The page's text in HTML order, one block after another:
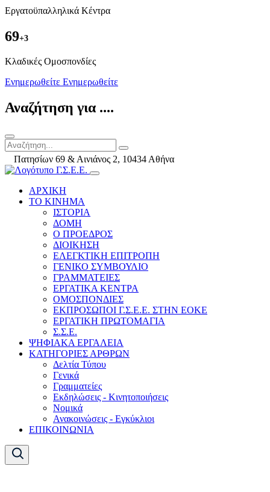
Εργατοϋπαλληλικά Κέντρα
69+3
Kλαδικές Ομοσπονδίες
Ενημερωθείτε Ενημερωθείτε
Αναζήτηση για ....
Πατησίων 69 & Αινιάνος 2, 10434 Αθήνα
ΑΡΧΙΚΗ
ΤΟ ΚΙΝΗΜΑ
ΙΣΤΟΡΙΑ
ΔΟΜΗ
Ο ΠΡΟΕΔΡΟΣ
ΔΙΟΙΚΗΣΗ
ΕΛΕΓΚΤΙΚΗ ΕΠΙΤΡΟΠΗ
ΓΕΝΙΚΟ ΣΥΜΒΟΥΛΙΟ
ΓΡΑΜΜΑΤΕΙΕΣ
ΕΡΓΑΤΙΚΑ ΚΕΝΤΡΑ
ΟΜΟΣΠΟΝΔΙΕΣ
ΕΚΠΡΟΣΩΠΟΙ Γ.Σ.Ε.Ε. ΣΤΗΝ ΕΟΚΕ
ΕΡΓΑΤΙΚΗ ΠΡΩΤΟΜΑΓΙΑ
Σ.Σ.Ε.
ΨΗΦΙΑΚΑ ΕΡΓΑΛΕΙΑ
ΚΑΤΗΓΟΡΙΕΣ ΑΡΘΡΩΝ
Δελτία Τύπου
Γενικά
Γραμματείες
Εκδηλώσεις - Κινητοποιήσεις
Νομικά
Ανακοινώσεις - Εγκύκλιοι
ΕΠΙΚΟΙΝΩΝΙΑ